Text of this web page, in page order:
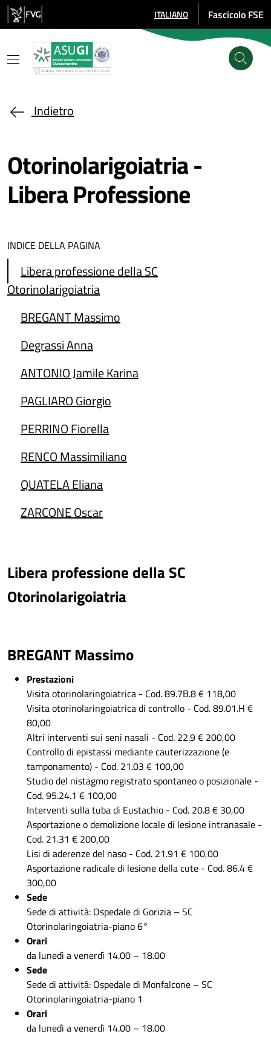
Salta al contenuto principale
SELEZIONE LINGUA: LINGUA
ITALIANO Fascicolo FSE
Indietro
Otorinolarigoiatria -
Libera Professione
INDICE DELLA PAGINA
Libera professione della SC
Otorinolarigoiatria
BREGANT Massimo
Degrassi Anna
ANTONIO Jamile Karina
PAGLIARO Giorgio
PERRINO Fiorella
RENCO Massimiliano
QUATELA Eliana
ZARCONE Oscar
Libera professione della SC
Otorinolarigoiatria
BREGANT Massimo
Prestazioni
Visita otorinolaringoiatrica - Cod. 89.7B.8 € 118,00
Visita otorinolaringoiatrica di controllo - Cod. 89.01.H €
80,00
Altri interventi sui seni nasali - Cod. 22.9 € 200,00
Controllo di epistassi mediante cauterizzazione (e
tamponamento) - Cod. 21.03 € 100,00
Studio del nistagmo registrato spontaneo o posizionale -
Cod. 95.24.1 € 100,00
Interventi sulla tuba di Eustachio - Cod. 20.8 € 30,00
Asportazione o demolizione locale di lesione intranasale -
Cod. 21.31 € 200,00
Lisi di aderenze del naso - Cod. 21.91 € 100,00
Asportazione radicale di lesione della cute - Cod. 86.4 €
300,00
Sede
Sede di attività: Ospedale di Gorizia – SC
Otorinolaringoiatria-piano 6°
Orari
da lunedì a venerdì 14.00 – 18.00
Sede
Sede di attività: Ospedale di Monfalcone – SC
Otorinolaringoiatria-piano 1
Orari
da lunedì a venerdì 14.00 – 18.00